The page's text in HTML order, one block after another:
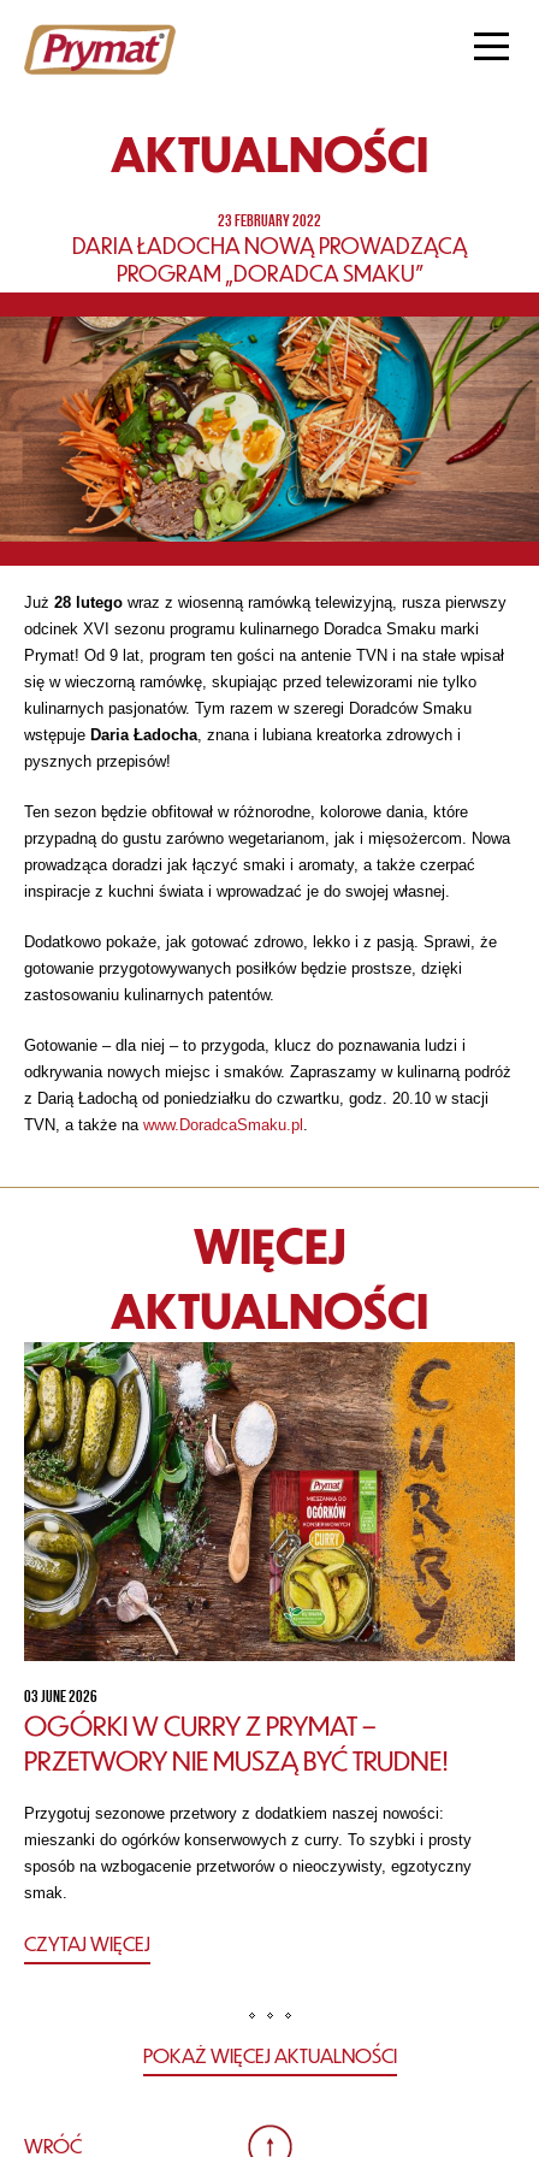
AKTUALNOŚCI
23 FEBRUARY 2022
DARIA ŁADOCHA NOWĄ PROWADZĄCĄ
PROGRAM „DORADCA SMAKU”
Już 28 lutego wraz z wiosenną ramówką telewizyjną, rusza pierwszy
odcinek XVI sezonu programu kulinarnego Doradca Smaku marki
Prymat! Od 9 lat, program ten gości na antenie TVN i na stałe wpisał
się w wieczorną ramówkę, skupiając przed telewizorami nie tylko
kulinarnych pasjonatów. Tym razem w szeregi Doradców Smaku
wstępuje Daria Ładocha , znana i lubiana kreatorka zdrowych i
pysznych przepisów!
Ten sezon będzie obfitował w różnorodne, kolorowe dania, które
przypadną do gustu zarówno wegetarianom, jak i mięsożercom. Nowa
prowadząca doradzi jak łączyć smaki i aromaty, a także czerpać
inspiracje z kuchni świata i wprowadzać je do swojej własnej.
Dodatkowo pokaże, jak gotować zdrowo, lekko i z pasją. Sprawi, że
gotowanie przygotowywanych posiłków będzie prostsze, dzięki
zastosowaniu kulinarnych patentów.
Gotowanie – dla niej – to przygoda, klucz do poznawania ludzi i
odkrywania nowych miejsc i smaków. Zapraszamy w kulinarną podróż
z Darią Ładochą od poniedziałku do czwartku, godz. 20.10 w stacji
TVN, a także na www.DoradcaSmaku.pl
WIĘCEJ
AKTUALNOŚCI
03 JUNE 2026
OGÓRKI W CURRY Z PRYMAT –
PRZETWORY NIE MUSZĄ BYĆ TRUDNE!
Przygotuj sezonowe przetwory z dodatkiem naszej nowości:
mieszanki do ogórków konserwowych z curry. To szybki i prosty
sposób na wzbogacenie przetworów o nieoczywisty, egzotyczny
smak.
CZYTAJ WIĘCEJ
POKAŻ WIĘCEJ AKTUALNOŚCI
WRÓĆ